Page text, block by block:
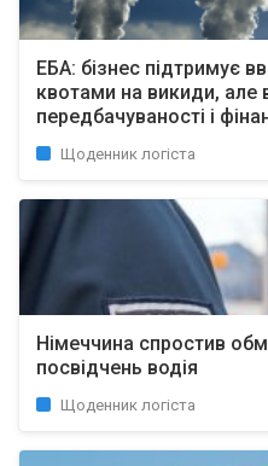
ЕБА: бізнес підтримує
квотами на викиди, але
передбачуваності і
Щоденник логіста
Німеччина спростив
посвідчень водія
Щоденник логіста